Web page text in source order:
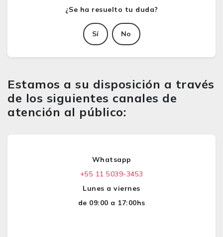
Sí No
Estamos a su disposición a través
de los siguientes canales de
atención al público:
Whatsapp
+55 11 5039-3453
Lunes a viernes
de 09:00 a 17:00hs